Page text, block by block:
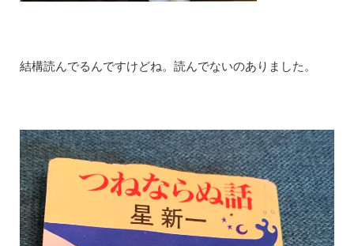
結構読んでるんですけどね。読んでないのありました。